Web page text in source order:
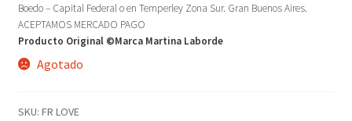
Boedo – Capital Federal o en Temperley Zona Sur. Gran Buenos Aires.
ACEPTAMOS MERCADO PAGO
Producto Original ©Marca Martina Laborde
Agotado
SKU: FR LOVE